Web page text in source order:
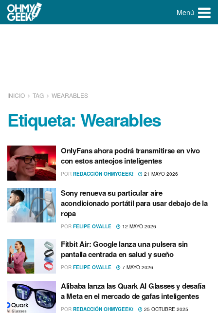
Menú
INICIO TAG WEARABLES
Etiqueta: Wearables
OnlyFans ahora podrá transmitirse en vivo
con estos anteojos inteligentes
POR REDACCIÓN OHMYGEEK! 21 MAYO 2026
Sony renueva su particular aire
acondicionado portátil para usar debajo de la
ropa
POR FELIPE OVALLE 12 MAYO 2026
Fitbit Air: Google lanza una pulsera sin
pantalla centrada en salud y sueño
POR FELIPE OVALLE 7 MAYO 2026
Alibaba lanza las Quark AI Glasses y desafía
a Meta en el mercado de gafas inteligentes
POR REDACCIÓN OHMYGEEK! 25 OCTUBRE 2025